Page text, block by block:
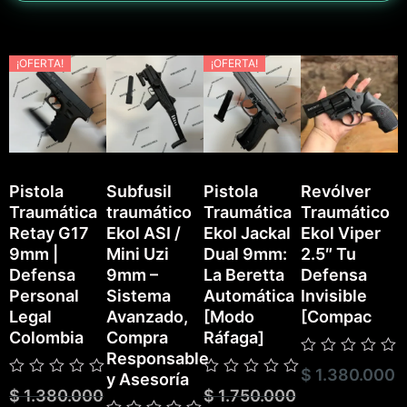
¡OFERTA!
Pistola
Traumática
Retay G17
9mm |
Defensa
Personal
Legal
Colombia
Valorado
con
$1.380.000
Subfusil
traumático
Ekol ASI /
Mini Uzi
9mm –
Sistema
Avanzado,
Compra
Responsable
y Asesoría
¡OFERTA!
Pistola
Traumática
Ekol Jackal
Dual 9mm:
La Beretta
Automática
[Modo
Ráfaga]
Valorado
con
$1.750.000
Revólver
Traumático
Ekol Viper
2.5″ Tu
Defensa
Invisible
[Compac
Valorado
con
$ 1.380.000